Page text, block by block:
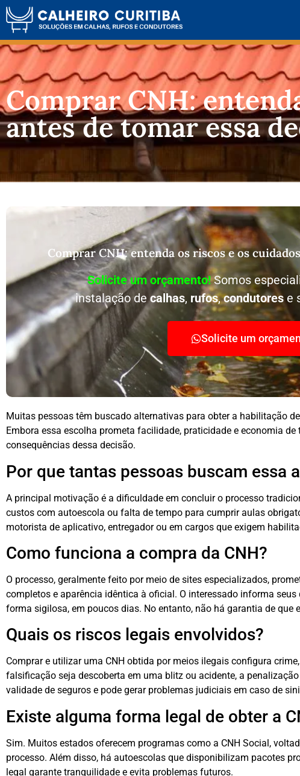
Comprar CNH:
antes de tomar essa
Comprar CNH: entenda os riscos e os
Solicite um orçamento!Somos
instalação decalhas, rufos,condutorese
Solicite um
Muitas pessoas têm buscado alternativas para obter a habilitação
Embora essa escolha prometa facilidade, praticidade e economia
consequências dessa decisão.
Por que tantas pessoas buscam essa
A principal motivação é a dificuldade em concluir o processo
custos com autoescola ou falta de tempo para cumprir aulas
motorista de aplicativo, entregador ou em cargos que exigem
Como funciona a compra da CNH?
O processo, geralmente feito por meio de sites especializados,
completos e aparência idêntica à oficial. O interessado informa
forma sigilosa, em poucos dias. No entanto, não há garantia de
Quais os riscos legais envolvidos?
Comprar e utilizar uma CNH obtida por meios ilegais configura
falsificação seja descoberta em uma blitz ou acidente, a
validade de seguros e pode gerar problemas judiciais em caso de
Existe alguma forma legal de obter a
Sim. Muitos estados oferecem programas como a CNH Social,
processo. Além disso, há autoescolas que disponibilizam pacotes
legal garante tranquilidade e evita problemas futuros.